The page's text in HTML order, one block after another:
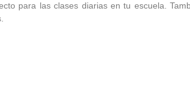
para las clases diarias en tu escuela.